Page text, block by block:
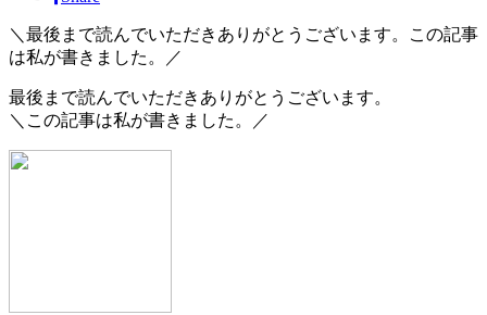
＼最後まで読んでいただきありがとうございます。この記事
は私が書きました。／
最後まで読んでいただきありがとうございます。
＼この記事は私が書きました。／